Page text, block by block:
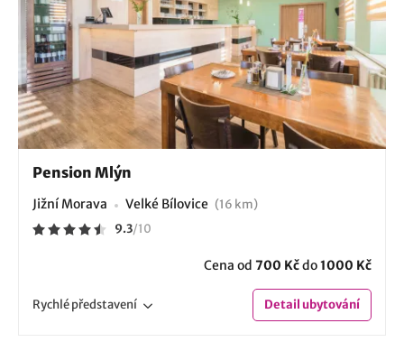
Pension Mlýn
Jižní Morava Velké Bílovice (16 km)
9.3/10
Cena od 700 Kčdo1000 Kč
Rychlépředstavení Detailubytování